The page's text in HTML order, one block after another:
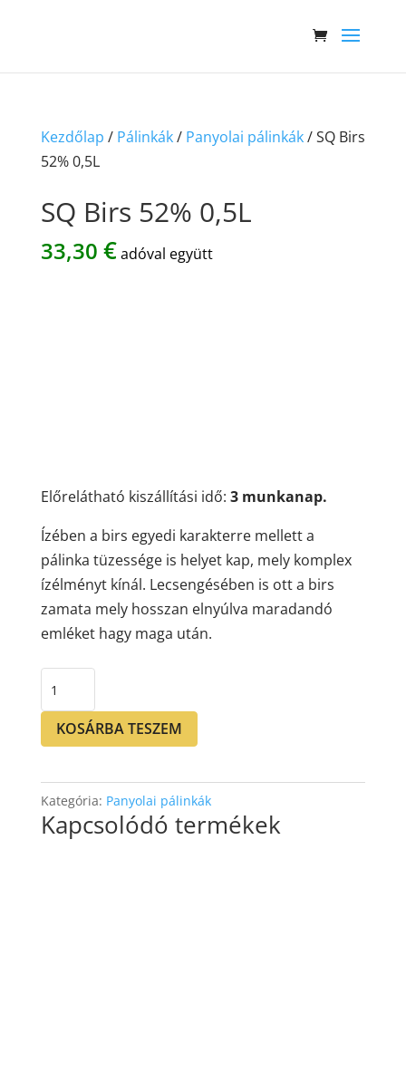
Kezdőlap / Pálinkák/ Panyolai pálinkák/ SQ Birs
52% 0,5L
SQ Birs 52% 0,5L
33,30 €adóval együtt
Előrelátható kiszállítási idő: 3 munkanap.
Ízében a birs egyedi karakterre mellett a
pálinka tüzessége is helyet kap, mely komplex
ízélményt kínál. Lecsengésében is ott a birs
zamata mely hosszan elnyúlva maradandó
emléket hagy maga után.
52%
0,5L
KOSÁRBA TESZEM
Kategória: Panyolai pálinkák
Kapcsolódó termékek